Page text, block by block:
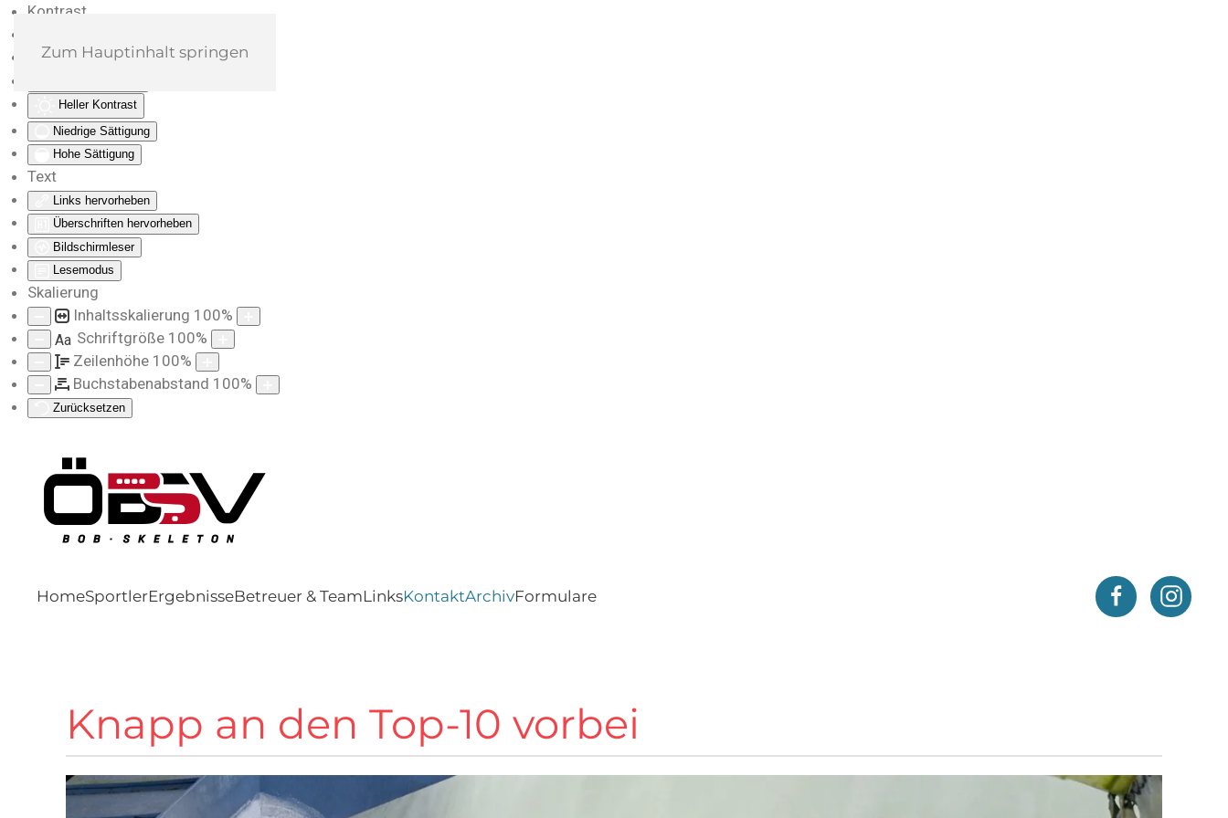
Kontrast
Monochrom
Heller Kontrast
Niedrige Sättigung
Hohe Sättigung
Text
Links hervorheben
Überschriften hervorheben
Bildschirmleser
Lesemodus
Skalierung
Inhaltsskalierung 100%
Aa Schriftgröße 100%
Zeilenhöhe 100%
Buchstabenabstand 100%
Zurücksetzen
Zum Hauptinhalt springen
HomeSportlerErgebnisseBetreuer & TeamLinksKontaktArchivFormulare
Knapp an den Top-10 vorbei